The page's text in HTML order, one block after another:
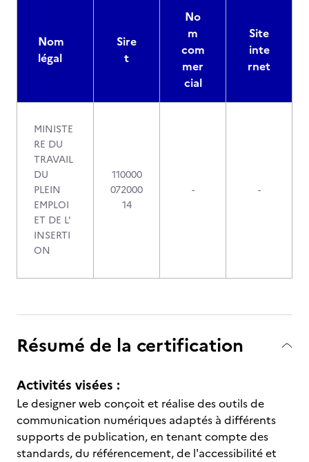
Nom
légal
Sire
t
No
m
com
mer
cial
Site
inte
rnet
MINISTE
RE DU
TRAVAIL
DU
PLEIN
EMPLOI
ET DE L'
INSERTI
ON
110000
072000
14
- -
Résumé de la certification
Activités visées :
Le designer web conçoit et réalise des outils de
communication numériques adaptés à différents
supports de publication, en tenant compte des
standards, du référencement, de l'accessibilité et